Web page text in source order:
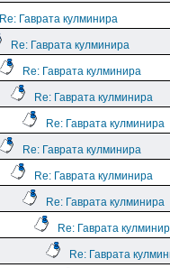
Re: Гаврата кулминира
Re: Гаврата кулминира
Re: Гаврата кулминира
Re: Гаврата кулминира
Re: Гаврата кулминира
Re: Гаврата кулминира
Re: Гаврата кулминира
Re: Гаврата кулминира
Re: Гаврата
Re: Гаврата